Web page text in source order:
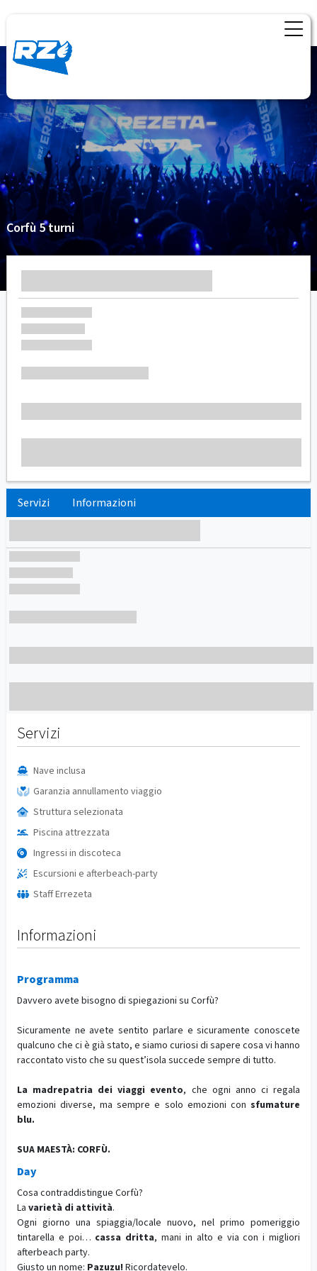
Corfù 5 turni
Servizi Informazioni
Servizi
Nave inclusa
Garanzia annullamento viaggio
Struttura selezionata
Piscina attrezzata
Ingressi in discoteca
Escursioni e afterbeach-party
Staff Errezeta
Informazioni
Programma
Davvero avete bisogno di spiegazioni su Corfù?
Sicuramente ne avete sentito parlare e sicuramente conoscete
qualcuno che ci è già stato, e siamo curiosi di sapere cosa vi hanno
raccontato visto che su quest’isola succede sempre di tutto.
La madrepatria dei viaggi evento, che ogni anno ci regala
emozioni diverse, ma sempre e solo emozioni consfumature
blu.
SUA MAESTÀ: CORFÙ.
Day
Cosa contraddistingue Corfù?
La varietà di attività.
Ogni giorno una spiaggia/locale nuovo, nel primo pomeriggio
tintarella e poi… cassa dritta, mani in alto e via con i migliori
afterbeach party.
Giusto un nome: Pazuzu! Ricordatevelo.